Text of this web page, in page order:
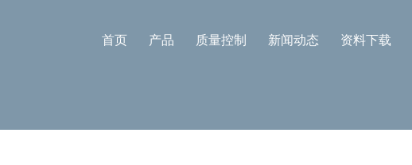
首页 产品 质量控制 新闻动态 资料下载